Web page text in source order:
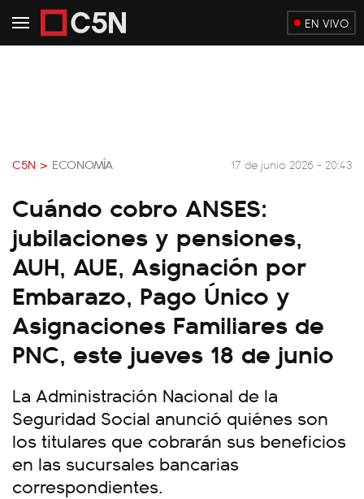
EN VIVO
C5N > ECONOMÍA 17 de junio 2026 - 20:43
Cuándo cobro ANSES:
jubilaciones y pensiones,
AUH, AUE, Asignación por
Embarazo, Pago Único y
Asignaciones Familiares de
PNC, este jueves 18 de junio
La Administración Nacional de la
Seguridad Social anunció quiénes son
los titulares que cobrarán sus beneficios
en las sucursales bancarias
correspondientes.